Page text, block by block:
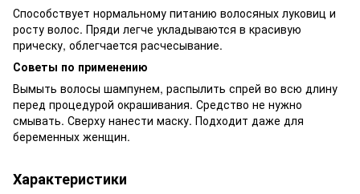
Способствует нормальному питанию волосяных луковиц и
росту волос. Пряди легче укладываются в красивую
прическу, облегчается расчесывание.
Советы по применению
Вымыть волосы шампунем, распылить спрей во всю длину
перед процедурой окрашивания. Средство не нужно
смывать. Сверху нанести маску. Подходит даже для
беременных женщин.
Характеристики